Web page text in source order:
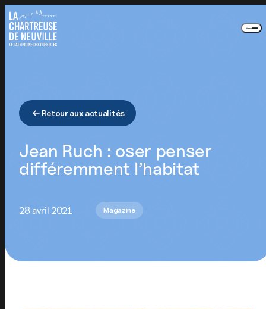
Menu
Retour aux actualités
Jean Ruch : oser penser
différemment l’habitat
28 avril 2021 Magazine
Panneau de gestion des cookies